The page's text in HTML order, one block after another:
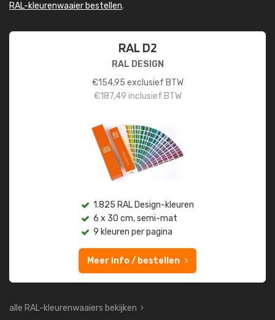
RAL-kleurenwaaier bestellen.
RAL D2
RAL DESIGN
€154,95 exclusief BTW
€187,49 inclusief BTW
1.825 RAL Design-kleuren
6 x 30 cm, semi-mat
9 kleuren per pagina
Meer info / bestellen
alle RAL-kleurenwaaiers bekijken